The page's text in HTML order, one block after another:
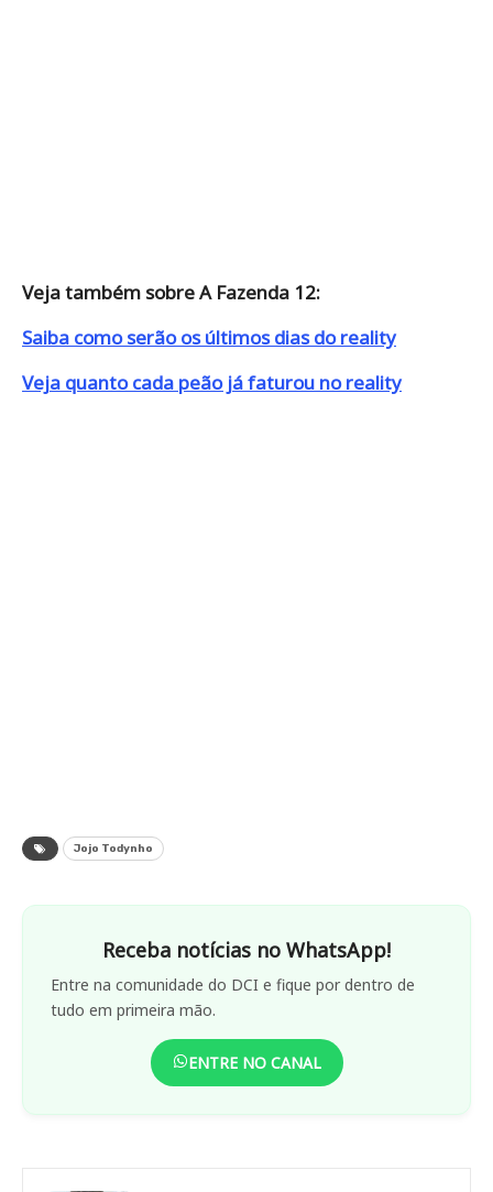
Veja também sobre A Fazenda 12:
Saiba como serão os últimos dias do reality
Veja quanto cada peão já faturou no reality
Jojo Todynho
Receba notícias no WhatsApp!
Entre na comunidade do DCI e fique por dentro de
tudo em primeira mão.
ENTRE NO CANAL